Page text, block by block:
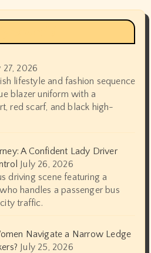
27, 2026
lifestyle and fashion sequence
blazer uniform with a
red scarf, and black high-
A Confident Lady Driver
July 26, 2026
driving scene featuring a
handles a passenger bus
traffic.
Navigate a Narrow Ledge
July 25, 2026